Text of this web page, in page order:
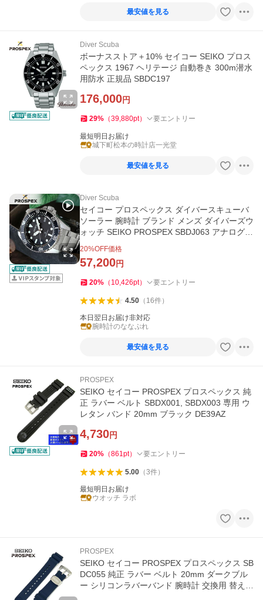
最安値を見る
Diver Scuba
ボーナスストア＋10% セイコー SEIKO プロス
ペックス 1967 ヘリテージ 自動巻き 300m潜水
用防水 正規品 SBDC197
176,000円
29% （39,880pt） 要エントリー
最短明日お届け
城下町松本の時計店一光堂
最安値を見る
Diver Scuba
セイコー プロスペックス ダイバースキューバ
ソーラー 腕時計 ブランド メンズ ダイバーズウ
ォッチ SEIKO PROSPEX SBDJ063 アナログ
20%OFF価格
57,200円
20% （ 10,426pt） 要エントリー
4.50（ 16件）
本日翌日お届け非対応
腕時計のななぷれ
最安値を見る
PROSPEX
SEIKO セイコー PROSPEX プロスペックス 純
正 ラバー ベルト SBDX001, SBDX003 専用 ウ
レタン バンド 20mm ブラック DE39AZ
4,730円
20% （861pt） 要エントリー
5.00（3件）
最短明日お届け
ウオッチ ラボ
PROSPEX
SEIKO セイコー PROSPEX プロスペックス SB
DC055 純正 ラバー ベルト 20mm ダークブル
ー シリコンラバーバンド 腕時計 交換用 替えベ